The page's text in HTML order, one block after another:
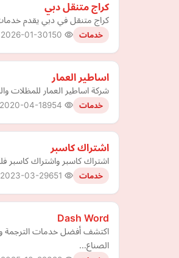
كراج متنقل دبي
كراج متنقل في دبي يقدم
خدمات 2026-01-30
اساطير العمار
شركة اساطير العمار للمظلات
خدمات 2020-04-18
اشتراك كاسبر
اشتراك كاسبر واشتراك كاسبر
خدمات 2023-03-29
Dash Word
الصناع…